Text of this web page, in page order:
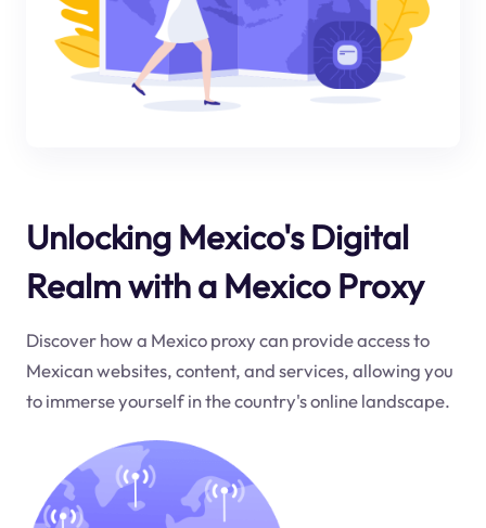
Unlocking Mexico's Digital
Realm with a Mexico Proxy
Discover how a Mexico proxy can provide access to
Mexican websites, content, and services, allowing you
to immerse yourself in the country's online landscape.